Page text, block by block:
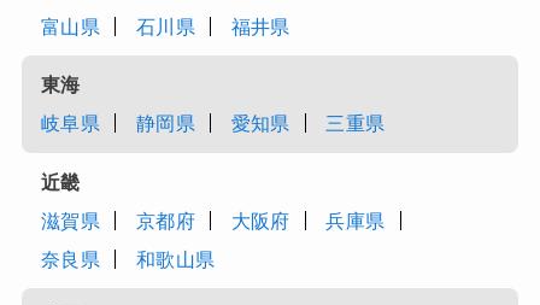
富山県
石川県 福井県
東海
岐阜県
静岡県 愛知県 三重県
近畿
滋賀県
京都府 大阪府
兵庫県
奈良県
和歌山県